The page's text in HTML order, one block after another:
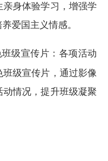
亲身体验学习 ， 增强学
爱国主义情感。
级宣传片： 各项活动
班级宣传片，通过影像
情况，提升班级凝聚